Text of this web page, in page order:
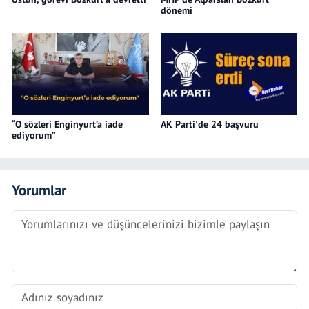
dönemi
“O sözleri Enginyurt’a iade
ediyorum”
AK Parti'de 24 başvuru
Yorumlar